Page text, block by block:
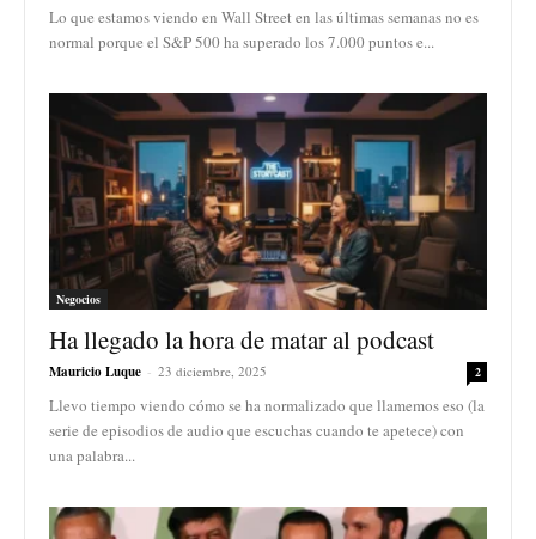
Lo que estamos viendo en Wall Street en las últimas semanas no es
normal porque el S&P 500 ha superado los 7.000 puntos e...
Negocios
Ha llegado la hora de matar al podcast
Mauricio Luque - 23 diciembre, 2025 2
Llevo tiempo viendo cómo se ha normalizado que llamemos eso (la
serie de episodios de audio que escuchas cuando te apetece) con
una palabra...